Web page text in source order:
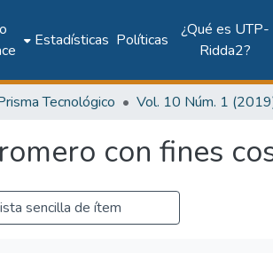
Estadísticas Políticas
¿Qué es UTP-
Ridda2?
Tecnológico
con fines
sencilla de ítem